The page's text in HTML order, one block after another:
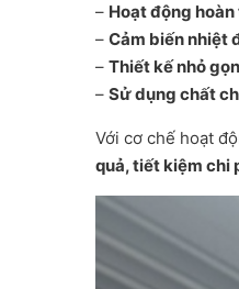
– Hoạt động
– Cảm biến nhiệt
– Thiết kế nhỏ gọn
– Sử dụng chất
Với cơ chế hoạt
quả, tiết kiệm chi